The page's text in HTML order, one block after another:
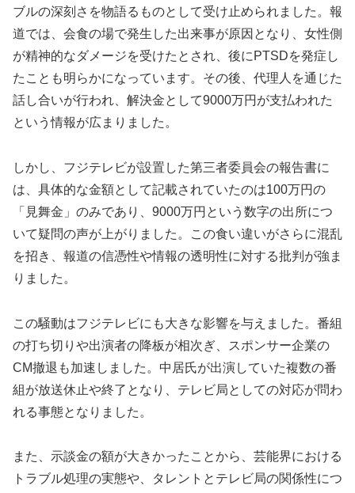
ブルの深刻さを物語るものとして受け止められました。報
道では、会食の場で発生した出来事が原因となり、女性側
が精神的なダメージを受けたとされ、後にPTSDを発症し
たことも明らかになっています。その後、代理人を通じた
話し合いが行われ、解決金として9000万円が支払われた
という情報が広まりました。
しかし、フジテレビが設置した第三者委員会の報告書に
は、具体的な金額として記載されていたのは100万円の
「見舞金」のみであり、9000万円という数字の出所につ
いて疑問の声が上がりました。この食い違いがさらに混乱
を招き、報道の信憑性や情報の透明性に対する批判が強ま
りました。
この騒動はフジテレビにも大きな影響を与えました。番組
の打ち切りや出演者の降板が相次ぎ、スポンサー企業の
CM撤退も加速しました。中居氏が出演していた複数の番
組が放送休止や終了となり、テレビ局としての対応が問わ
れる事態となりました。
また、示談金の額が大きかったことから、芸能界における
トラブル処理の実態や、タレントとテレビ局の関係性につ